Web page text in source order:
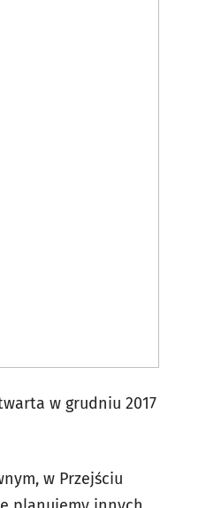
w grudniu 2017
w Przejściu